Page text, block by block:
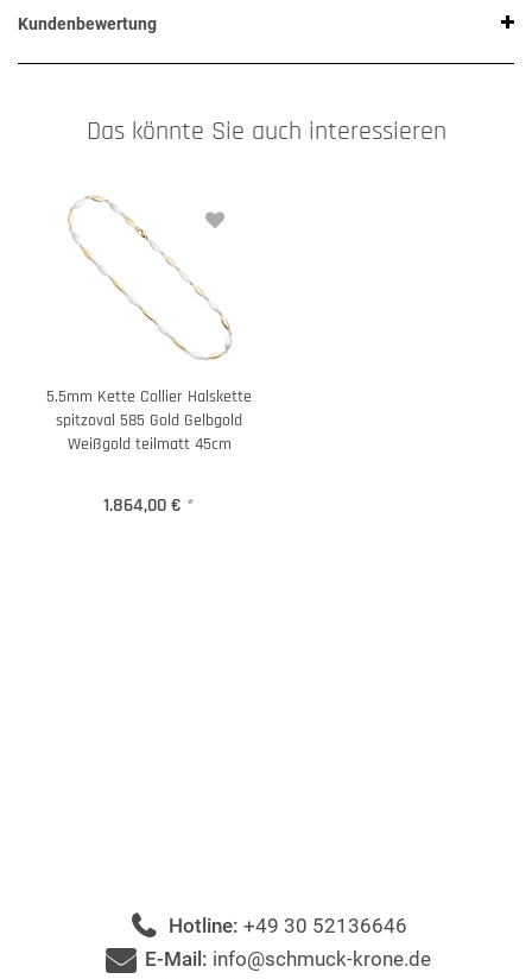
Kundenbewertung
Das könnte Sie auch interessieren
5,5mm Kette Collier Halskette
spitzoval 585 Gold Gelbgold
Weißgold teilmatt 45cm
1.864,00 € *
Hotline: +49 30 52136646
E-Mail: info@schmuck-krone.de